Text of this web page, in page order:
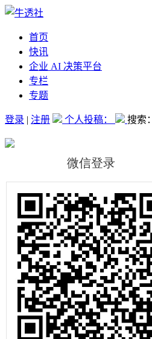
首页
快讯
企业 AI 决策平台
专栏
专题
登录 | 注册 个人投稿： 搜索：